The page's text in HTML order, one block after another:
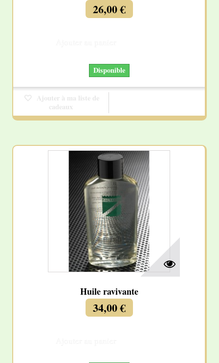
26,00 €
Disponible
Ajouter à ma liste de
cadeaux
Huile ravivante
34,00 €